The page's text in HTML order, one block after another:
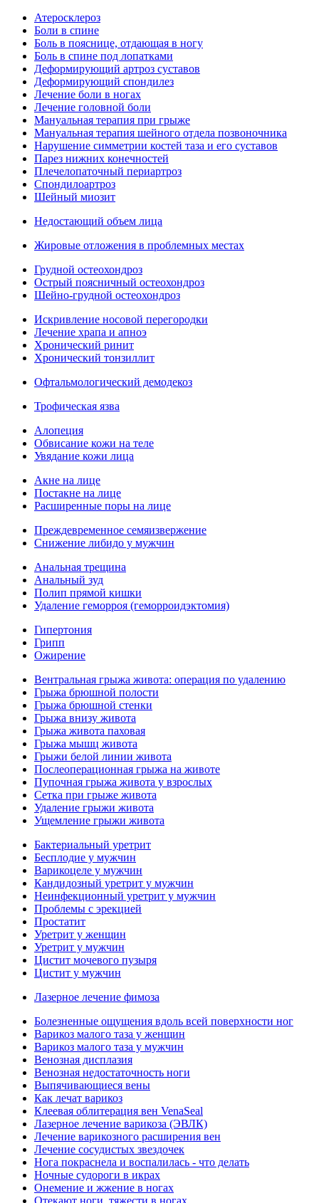
Атеросклероз
Боли в спине
Боль в пояснице, отдающая в ногу
Боль в спине под лопатками
Деформирующий артроз суставов
Деформирующий спондилез
Лечение боли в ногах
Лечение головной боли
Мануальная терапия при грыже
Мануальная терапия шейного отдела позвоночника
Нарушение симметрии костей таза и его суставов
Парез нижних конечностей
Плечелопаточный периартроз
Спондилоартроз
Шейный миозит
Недостающий объем лица
Жировые отложения в проблемных местах
Грудной остеохондроз
Острый поясничный остеохондроз
Шейно-грудной остеохондроз
Искривление носовой перегородки
Лечение храпа и апноэ
Хронический ринит
Хронический тонзиллит
Офтальмологический демодекоз
Трофическая язва
Алопеция
Обвисание кожи на теле
Увядание кожи лица
Акне на лице
Постакне на лице
Расширенные поры на лице
Преждевременное семяизвержение
Снижение либидо у мужчин
Анальная трещина
Анальный зуд
Полип прямой кишки
Удаление геморроя (геморроидэктомия)
Гипертония
Грипп
Ожирение
Вентральная грыжа живота: операция по удалению
Грыжа брюшной полости
Грыжа брюшной стенки
Грыжа внизу живота
Грыжа живота паховая
Грыжа мышц живота
Грыжи белой линии живота
Послеоперационная грыжа на животе
Пупочная грыжа живота у взрослых
Сетка при грыже живота
Удаление грыжи живота
Ущемление грыжи живота
Бактериальный уретрит
Бесплодие у мужчин
Варикоцеле у мужчин
Кандидозный уретрит у мужчин
Неинфекционный уретрит у мужчин
Проблемы с эрекцией
Простатит
Уретрит у женщин
Уретрит у мужчин
Цистит мочевого пузыря
Цистит у мужчин
Лазерное лечение фимоза
Болезненные ощущения вдоль всей поверхности ног
Варикоз малого таза у женщин
Варикоз малого таза у мужчин
Венозная дисплазия
Венозная недостаточность ноги
Выпячивающиеся вены
Как лечат варикоз
Клеевая облитерация вен VenaSeal
Лазерное лечение варикоза (ЭВЛК)
Лечение варикозного расширения вен
Лечение сосудистых звездочек
Нога покраснела и воспалилась - что делать
Ночные судороги в икрах
Онемение и жжение в ногах
Отекают ноги, тяжести в ногах